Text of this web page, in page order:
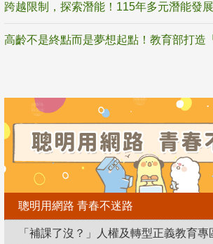
聰明用網路 青春不迷路
「補課了沒？」人權及轉型正義教育專